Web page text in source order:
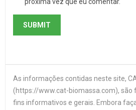
As informações contidas neste site,
(https://www.cat-biomassa.com), são
fins informativos e gerais. Embora